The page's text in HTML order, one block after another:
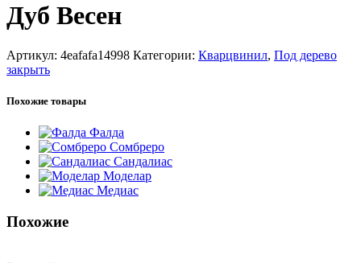
Дуб Весен
Артикул: 4eafafa14998 Категории: Кварцвинил, Под дерево
закрыть
Похожие товары
Фалда
Сомбреро
Сандалиас
Моделар
Медиас
Похожие